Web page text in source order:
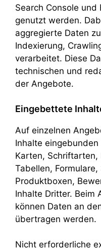
Search Console und
genutzt werden.
aggregierte Daten
Indexierung,
verarbeitet. Diese
technischen und
der Angebote.
Eingebettete
Auf einzelnen
Inhalte
Karten, Schriftarten,
Tabellen,
Produktboxen,
Inhalte Dritter. Beim
können Daten an
übertragen werden.
Nicht erforderliche